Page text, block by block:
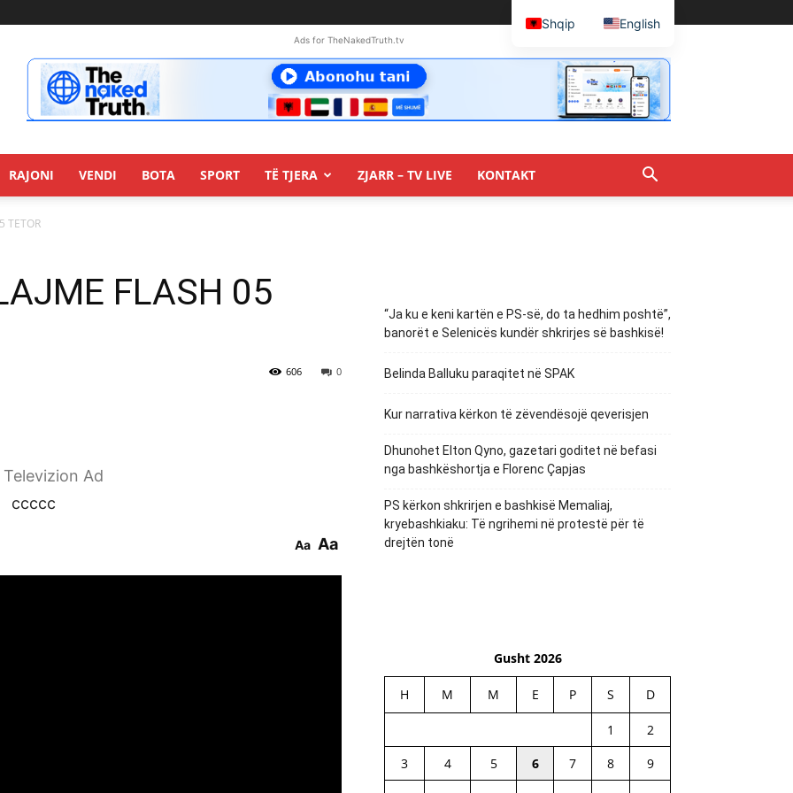
Ads for TheNakedTruth.tv
RAJONI VENDI BOTA SPORT TË TJERA ZJARR – TV LIVE KONTAKT
TETOR
FLASH 05
0
606
Ad
ccccc
Aa Aa
“Ja ku e keni kartën e PS-së, do ta hedhim poshtë”,
banorët e Selenicës kundër shkrirjes së bashkisë!
Belinda Balluku paraqitet në SPAK
Kur narrativa kërkon të zëvendësojë qeverisjen
Dhunohet Elton Qyno, gazetari goditet në befasi
nga bashkëshortja e Florenc Çapjas
PS kërkon shkrirjen e bashkisë Memaliaj,
kryebashkiaku: Të ngrihemi në protestë për të
drejtën tonë
Gusht 2026
H M M E P S D
1
2
3
4 5 6 7 8
9
Shqip English